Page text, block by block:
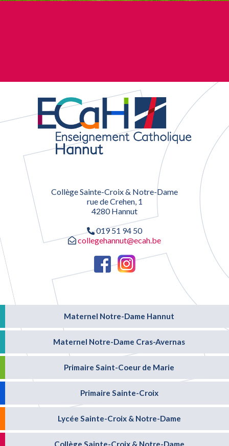
Collège Sainte-Croix & Notre-Dame
rue de Crehen, 1
4280 Hannut
019 51 94 50
collegehannut@ecah.be
Maternel Notre-Dame Hannut
Maternel Notre-Dame Cras-Avernas
Primaire Saint-Coeur de Marie
Primaire Sainte-Croix
Lycée Sainte-Croix & Notre-Dame
Collège Sainte-Croix & Notre-Dame